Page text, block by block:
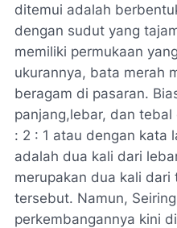
ditemui adalah
dengan sudut yang
memiliki permukaan
ukurannya, bata merah
beragam di pasaran.
panjang,lebar, dan
: 2 : 1 atau dengan kata
adalah dua kali dari
merupakan dua kali dari
tersebut. Namun,
perkembangannya kini